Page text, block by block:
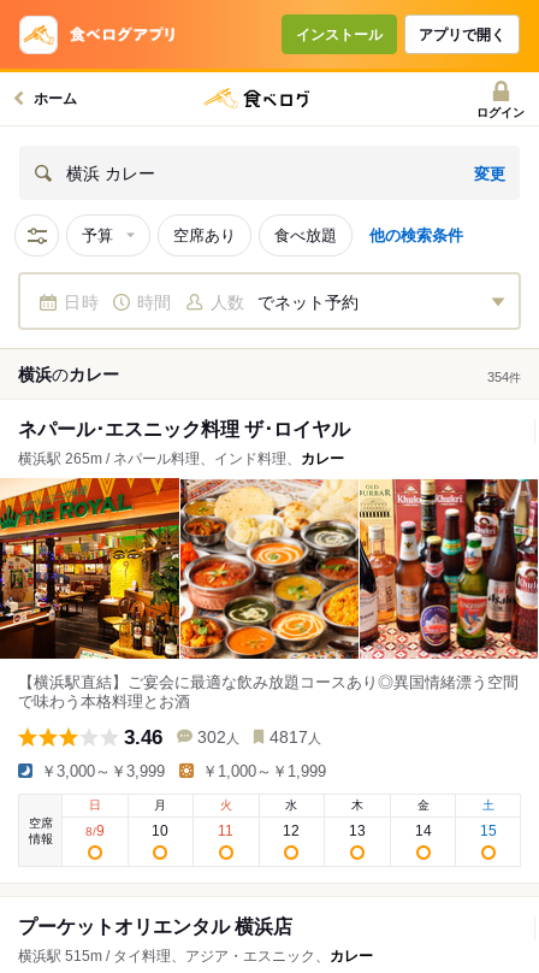
インストール アプリで開く
ホーム
ログイン
横浜 カレー 変更
予算 空席あり 食べ放題 他の検索条件
日時 時間 人数 でネット予約
横浜のカレー 354件
ネパール･エスニック料理 ザ･ロイヤル
横浜駅 265m / ネパール料理、インド料理、 カレー
【横浜駅直結】ご宴会に最適な飲み放題コースあり◎異国情緒漂う空間
で味わう本格料理とお酒
3.46 302 人 4817 人
￥3,000～￥3,999 ￥1,000～￥1,999
空席
情報
日
8/9
月
10
火
11
水
12
木
13
金
14
土
15
プーケットオリエンタル 横浜店
横浜駅 515m / タイ料理、アジア・エスニック、 カレー